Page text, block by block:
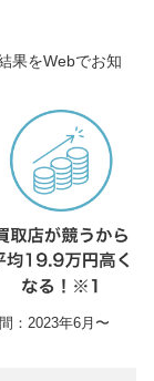
果をWebでお知
：2023年6月〜